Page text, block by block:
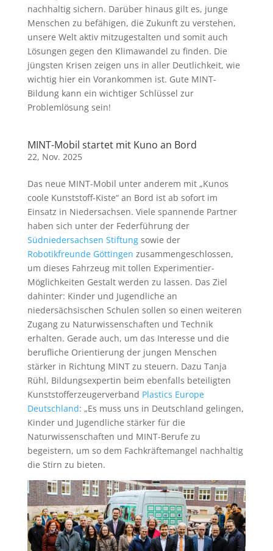
nachhaltig sichern. Darüber hinaus gilt es, junge
Menschen zu befähigen, die Zukunft zu verstehen,
unsere Welt aktiv mitzugestalten und somit auch
Lösungen gegen den Klimawandel zu finden. Die
jüngsten Krisen zeigen uns in aller Deutlichkeit, wie
wichtig hier ein Vorankommen ist. Gute MINT-
Bildung kann ein wichtiger Schlüssel zur
Problemlösung sein!
MINT-Mobil startet mit Kuno an Bord
22, Nov. 2025
Das neue MINT-Mobil unter anderem mit „Kunos
coole Kunststoff-Kiste“ an Bord ist ab sofort im
Einsatz in Niedersachsen. Viele spannende Partner
haben sich unter der Federführung der
Südniedersachsen Stiftungsowie der
Robotikfreunde Göttingen zusammengeschlossen,
um dieses Fahrzeug mit tollen Experimentier-
Möglichkeiten Gestalt werden zu lassen. Das Ziel
dahinter: Kinder und Jugendliche an
niedersächsischen Schulen sollen so einen weiteren
Zugang zu Naturwissenschaften und Technik
erhalten. Gerade auch, um das Interesse und die
berufliche Orientierung der jungen Menschen
stärker in Richtung MINT zu steuern. Dazu Tanja
Rühl, Bildungsexpertin beim ebenfalls beteiligten
Kunststofferzeugerverband Plastics Europe
Deutschland: „Es muss uns in Deutschland gelingen,
Kinder und Jugendliche stärker für die
Naturwissenschaften und MINT-Berufe zu
begeistern, um so dem Fachkräftemangel nachhaltig
die Stirn zu bieten.